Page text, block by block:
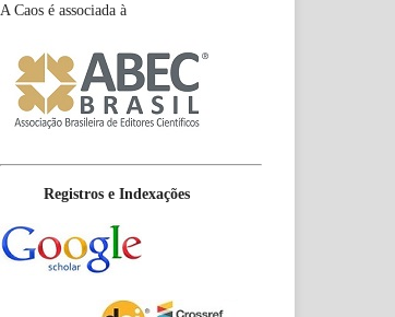
A Caos é associada à
Registros e Indexações